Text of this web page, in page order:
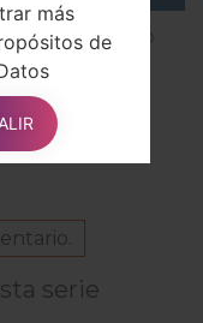
en el teléfono
LG UP?
serie
más
de
para
el
para